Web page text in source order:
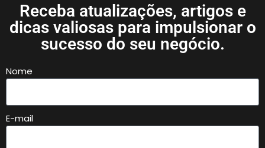
Receba atualizações, artigos e
dicas valiosas para impulsionar o
sucesso do seu negócio.
Nome
E-mail